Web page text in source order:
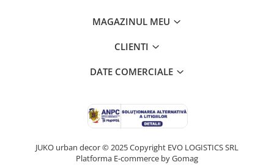
MAGAZINUL MEU
CLIENTI
DATE COMERCIALE
JUKO urban decor © 2025 Copyright EVO LOGISTICS SRL
Platforma E-commerce by Gomag